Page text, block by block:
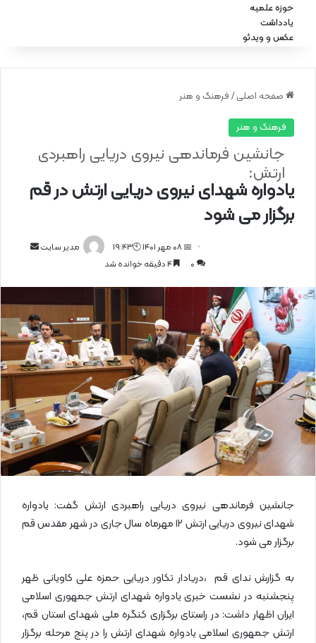
حوزه علمیه
یادداشت
عکس و ویدئو
صفحه اصلی / فرهنگ و هنر
فرهنگ و هنر
یادواره شهدای نیروی دریایی ارتش در قم
برگزار می شود
جانشین فرماندهی نیروی دریایی راهبردی
ارتش:
مدیر سایت
ل
ا
ی
م
ل
📅 08 مهر 1401 🕙19:43
0
جانشین فرماندهی نیروی دریایی راهبردی ارتش گفت: یادواره
شهدای نیروی دریایی ارتش ۱۲ مهرماه سال جاری در شهر مقدس قم
برگزار می شود.
به گزارش ندای قم ،دریادار تکاور دریایی حمزه علی کاویانی ظهر
پنجشنبه در نشست خبری یادواره شهدای ارتش جمهوری اسلامی
ایران اظهار داشت: در راستای برگزاری کنگره ملی شهدای استان قم،
ارتش جمهوری اسلامی یادواره شهدای ارتش را در پنج مرحله برگزار